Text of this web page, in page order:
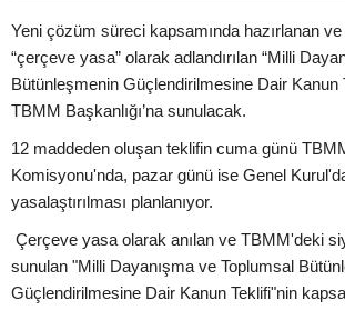
Yeni çözüm süreci kapsamında hazırlanan
“çerçeve yasa” olarak adlandırılan “Milli
Bütünleşmenin Güçlendirilmesine Dair Kanun
TBMM Başkanlığı’na sunulacak.
12 maddeden oluşan teklifin cuma günü
Komisyonu'nda, pazar günü ise Genel
yasalaştırılması planlanıyor.
Çerçeve yasa olarak anılan ve TBMM'deki
sunulan "Milli Dayanışma ve Toplumsal
Güçlendirilmesine Dair Kanun Teklifi"nin